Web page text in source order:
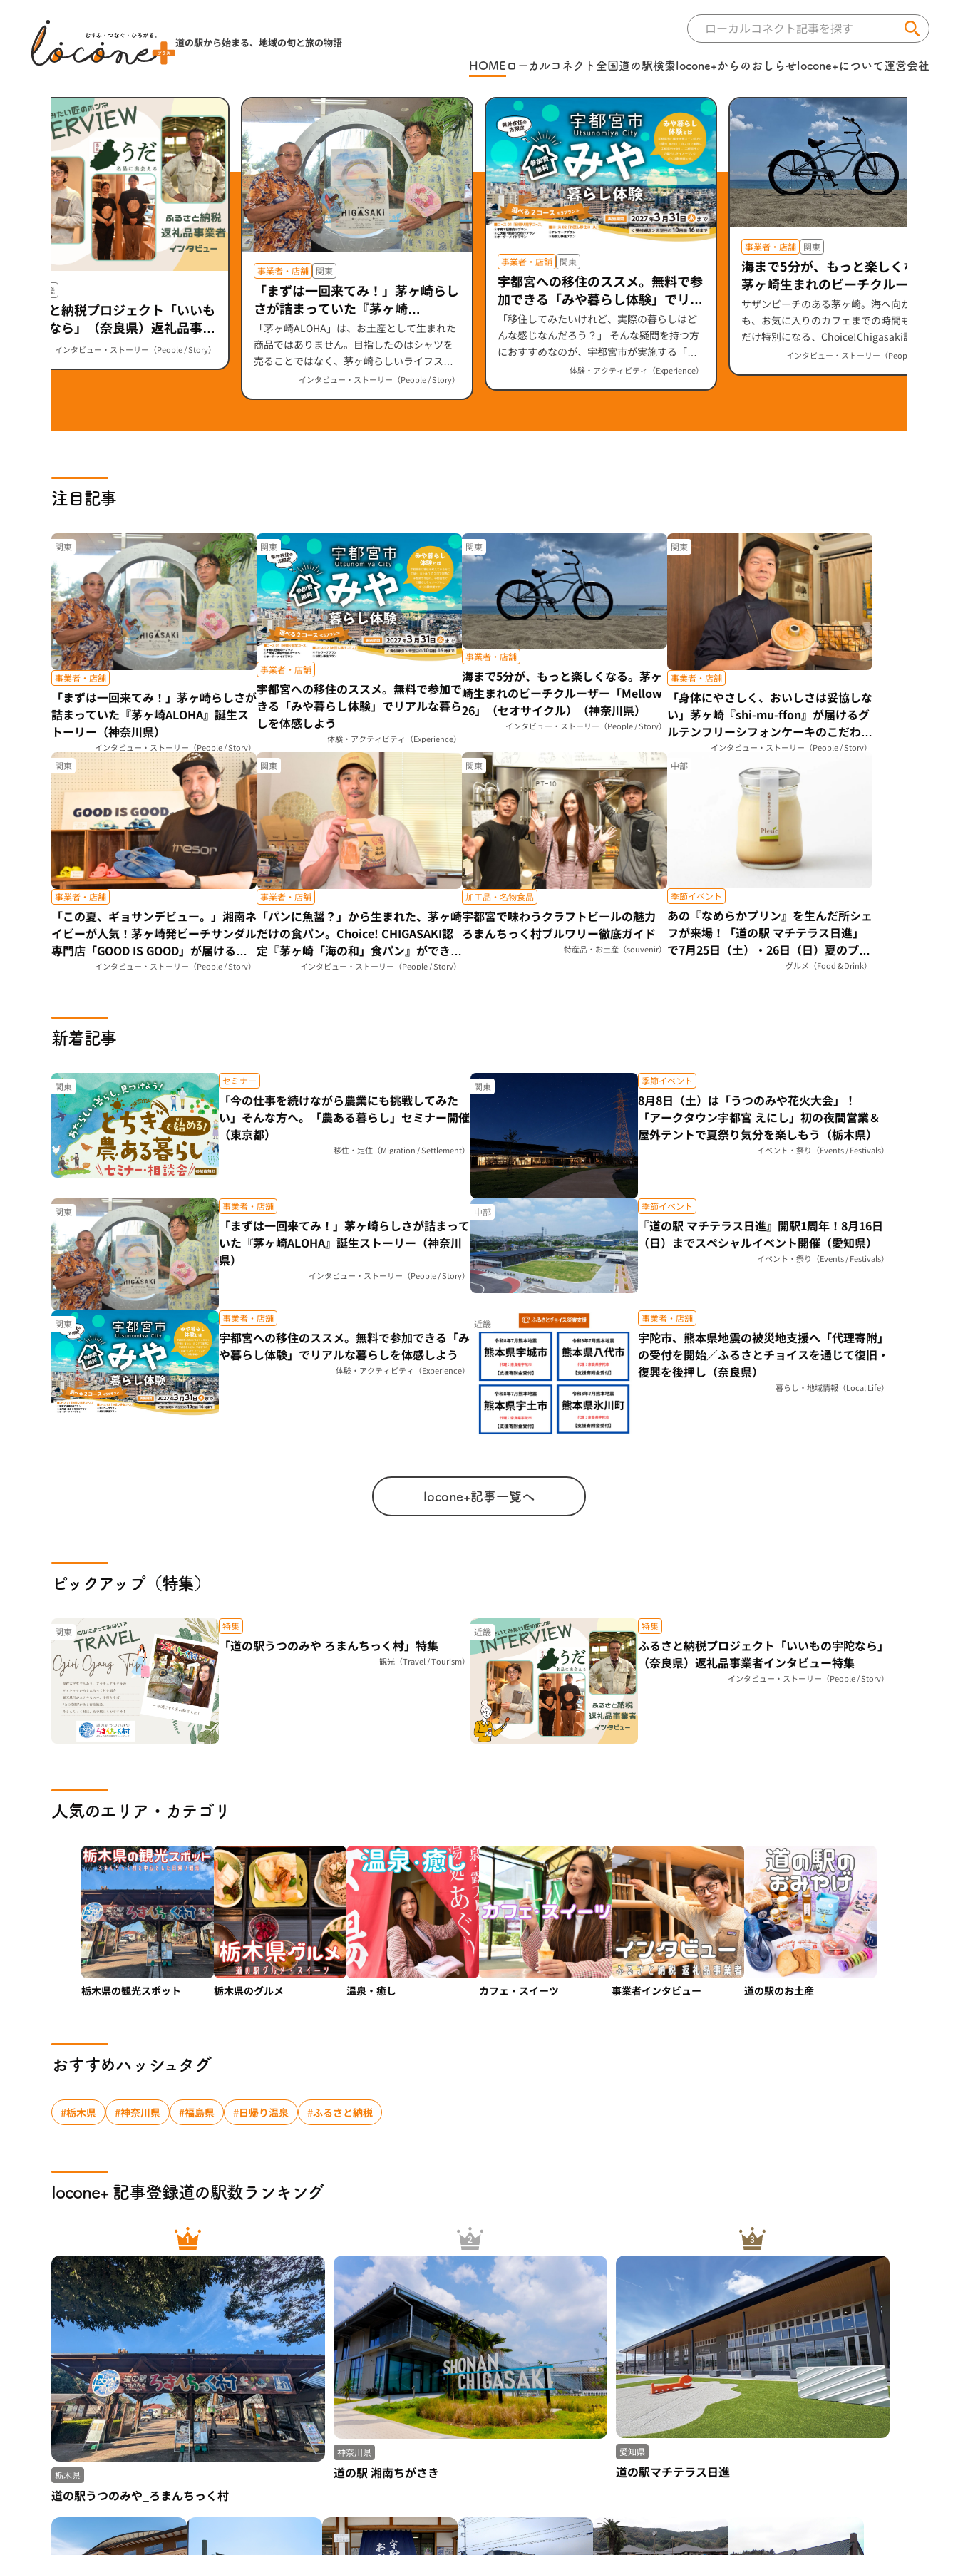
道の駅から始まる、地域の旬と旅の物語
HOME ローカルコネクト 全国道の駅検索locone+からのおしらせlocone+について運営会社
近畿
ふるさと納税プロジェクト「いいも
の宇陀なら」（奈良県）返礼品事業
者インタビュー特集
インタビュー・ストーリー（People / Story）
事業者・店舗 関東
「まずは一回来てみ！」茅ヶ崎らし
さが詰まっていた『茅ヶ崎
ALOHA』誕生ストーリー（神奈川
県）
「茅ヶ崎ALOHA」は、お土産として生まれた
商品ではありません。目指したのはシャツを
売ることではなく、茅ヶ崎らしいライフスタ
イルを街全体に広げること。20年以上続く取
インタビュー・ストーリー（People / Story）
事業者・店舗 関東
宇都宮への移住のススメ。無料で参
加できる「みや暮らし体験」でリア
ルな暮らしを体感しよう
「移住してみたいけれど、実際の暮らしはど
んな感じなんだろう？」 そんな疑問を持つ方
におすすめなのが、宇都宮市が実施する「み
や暮らし体験」です。体験・アクティビティ（Experience）
事業者・店舗 関東
海まで5分が、もっと楽しくなる。
茅ヶ崎生まれのビーチクルーザー
「Mellow 26」（セオサイクル）
（神奈川県）
サザンビーチのある茅ヶ崎。海へ向かう道
も、お気に入りのカフェまでの時間も、少し
だけ特別になる、Choice!Chigasaki認定品
「Mellow ビーチクルーザー 26」は、茅ヶ崎
インタビュー・ストーリー（People / Story）
注目記事
関東
事業者・店舗
「まずは一回来てみ！」茅ヶ崎らしさが
詰まっていた『茅ヶ崎ALOHA』誕生ス
トーリー（神奈川県）
インタビュー・ストーリー（People / Story）
関東
事業者・店舗
宇都宮への移住のススメ。無料で参加で
きる「みや暮らし体験」でリアルな暮ら
しを体感しよう
体験・アクティビティ（Experience）
関東
事業者・店舗
海まで5分が、もっと楽しくなる。茅ヶ
崎生まれのビーチクルーザー「Mellow
26」（セオサイクル）（神奈川県）
インタビュー・ストーリー（People / Story）
関東
事業者・店舗
「身体にやさしく、おいしさは妥協しな
い」茅ヶ崎『shi-mu-ffon』が届けるグ
ルテンフリーシフォンケーキのこだわり
（神奈川県）インタビュー・ストーリー（People / Story）
関東
事業者・店舗
「この夏、ギョサンデビュー。」湘南ネ
イビーが人気！茅ヶ崎発ビーチサンダル
専門店「GOOD IS GOOD」が届ける、
ビーサンのある暮らし（神奈川県）
インタビュー・ストーリー（People / Story）
関東
事業者・店舗
「パンに魚醤？」から生まれた、茅ヶ崎
だけの食パン。Choice! CHIGASAKI認
定『茅ヶ崎「海の和」食パン』ができる
まで｜Breadstudio mog（神奈川県）
インタビュー・ストーリー（People / Story）
関東
加工品・名物食品
宇都宮で味わうクラフトビールの魅力
ろまんちっく村ブルワリー徹底ガイド
特産品・お土産（souvenir）
中部
季節イベント
あの『なめらかプリン』を生んだ所シェ
フが来場！「道の駅 マチテラス日進」
で7月25日（土）・26日（日）夏のプレ
ミアムレッスン開催（愛知県）グルメ（Food & Drink）
新着記事
関東 セミナー
「今の仕事を続けながら農業にも挑戦してみた
い」そんな方へ。「農ある暮らし」セミナー開催
（東京都）
移住・定住（Migration / Settlement）
関東 季節イベント
8月8日（土）は「うつのみや花火大会」！
「アークタウン宇都宮 えにし」初の夜間営業＆
屋外テントで夏祭り気分を楽しもう（栃木県）
イベント・祭り（Events / Festivals）
関東 事業者・店舗
「まずは一回来てみ！」茅ヶ崎らしさが詰まって
いた『茅ヶ崎ALOHA』誕生ストーリー（神奈川
県）
インタビュー・ストーリー（People / Story）
中部 季節イベント
『道の駅 マチテラス日進』開駅1周年！8月16日
（日）までスペシャルイベント開催（愛知県）
イベント・祭り（Events / Festivals）
関東 事業者・店舗
宇都宮への移住のススメ。無料で参加できる「み
や暮らし体験」でリアルな暮らしを体感しよう
体験・アクティビティ（Experience）
近畿 事業者・店舗
宇陀市、熊本県地震の被災地支援へ「代理寄附」
の受付を開始／ふるさとチョイスを通じて復旧・
復興を後押し（奈良県）
暮らし・地域情報（Local Life）
locone+記事一覧へ
ピックアップ（特集）
関東 特集
「道の駅うつのみや ろまんちっく村」特集
観光（Travel / Tourism）
近畿 特集
ふるさと納税プロジェクト「いいもの宇陀なら」
（奈良県）返礼品事業者インタビュー特集
インタビュー・ストーリー（People / Story）
人気のエリア・カテゴリ
栃木県の観光スポット 栃木県のグルメ 温泉・癒し カフェ・スイーツ 事業者インタビュー 道の駅のお土産
おすすめハッシュタグ
#栃木県 #神奈川県 #福島県 #日帰り温泉 #ふるさと納税
locone+ 記事登録道の駅数ランキング
栃木県
道の駅うつのみや_ろまんちっく村
神奈川県
道の駅 湘南ちがさき
愛知県
道の駅マチテラス日進